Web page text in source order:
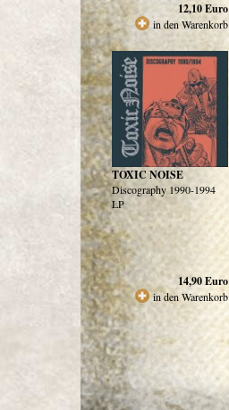
12,10Euro
in den Warenkorb
TOXIC NOISE
Discography 1990-1994
LP
14,90Euro
in den Warenkorb